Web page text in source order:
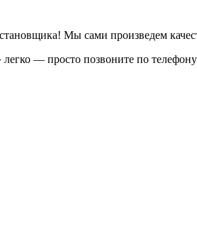
Мы сами произведем
— просто позвоните по телефону